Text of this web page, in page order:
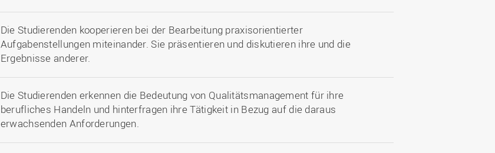
Die Studierenden kooperieren bei der Bearbeitung praxisorientierter
Aufgabenstellungen miteinander. Sie präsentieren und diskutieren ihre und die
Ergebnisse anderer.
Die Studierenden erkennen die Bedeutung von Qualitätsmanagement für ihre
berufliches Handeln und hinterfragen ihre Tätigkeit in Bezug auf die daraus
erwachsenden Anforderungen.